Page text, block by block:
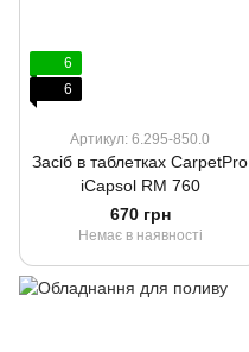
6
6
Артикул: 6.295-850.0
Засіб в таблетках CarpetPro
iCapsol RM 760
670 грн
Немає в наявності